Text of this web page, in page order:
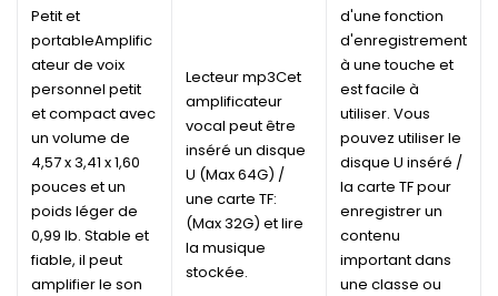
Petit et
portableAmplific
ateur de voix
personnel petit
et compact avec
un volume de
4,57 x 3,41 x 1,60
pouces et un
poids léger de
0,99 lb. Stable et
fiable, il peut
amplifier le son
Lecteur mp3Cet
amplificateur
vocal peut être
inséré un disque
U (Max 64G) /
une carte TF:
(Max 32G) et lire
la musique
stockée.
d'une fonction
d'enregistrement
à une touche et
est facile à
utiliser. Vous
pouvez utiliser le
disque U inséré /
la carte TF pour
enregistrer un
contenu
important dans
une classe ou